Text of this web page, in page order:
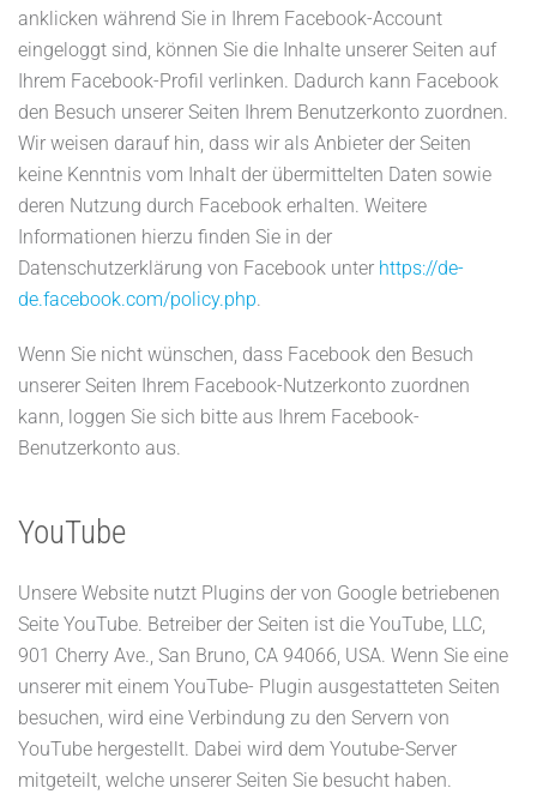
anklicken während Sie in Ihrem Facebook-Account
eingeloggt sind, können Sie die Inhalte unserer Seiten auf
Ihrem Facebook-Profil verlinken. Dadurch kann Facebook
den Besuch unserer Seiten Ihrem Benutzerkonto zuordnen.
Wir weisen darauf hin, dass wir als Anbieter der Seiten
keine Kenntnis vom Inhalt der übermittelten Daten sowie
deren Nutzung durch Facebook erhalten. Weitere
Informationen hierzu finden Sie in der
Datenschutzerklärung von Facebook unter https://de-
de.facebook.com/policy.php.
Wenn Sie nicht wünschen, dass Facebook den Besuch
unserer Seiten Ihrem Facebook-Nutzerkonto zuordnen
kann, loggen Sie sich bitte aus Ihrem Facebook-
Benutzerkonto aus.
YouTube
Unsere Website nutzt Plugins der von Google betriebenen
Seite YouTube. Betreiber der Seiten ist die YouTube, LLC,
901 Cherry Ave., San Bruno, CA 94066, USA. Wenn Sie eine
unserer mit einem YouTube- Plugin ausgestatteten Seiten
besuchen, wird eine Verbindung zu den Servern von
YouTube hergestellt. Dabei wird dem Youtube-Server
mitgeteilt, welche unserer Seiten Sie besucht haben.